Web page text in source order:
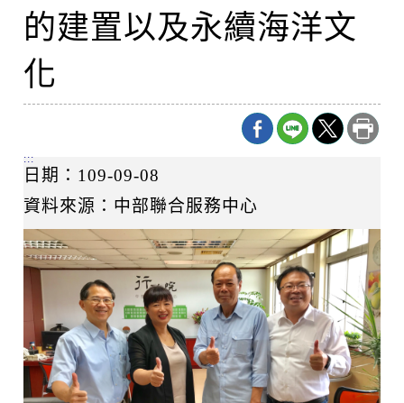
的建置以及永續海洋文
化
日期：109-09-08
資料來源：中部聯合服務中心
:::